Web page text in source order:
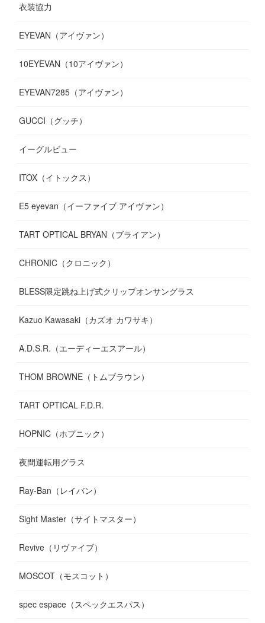
(8
(9
(19
(12)
(10)
(10
(17)
(11)
(10)
(7
(7
(10)
(11)
12)
( 7
(13)
(11)
(13)
7)
(12)
(
( 5
(8)
(12)
11)
(13)
(13)
(10 )
(10)
13)
(16)
(14)
(17)
衣装協力
EYEVAN（アイヴァン）
10EYEVAN（10アイヴァン）
EYEVAN7285（アイヴァン）
GUCCI（グッチ）
イーグルビュー
ITOX（イトックス）
E5 eyevan（イーファイブ アイヴァン）
TART OPTICAL BRYAN（ブライアン）
CHRONIC（クロニック）
BLESS限定跳ね上げ式クリップオンサングラス
Kazuo Kawasaki（カズオ カワサキ）
A.D.S.R.（エーディーエスアール）
THOM BROWNE（トムブラウン）
TART OPTICAL F.D.R.
HOPNIC（ホプニック）
夜間運転用グラス
Ray-Ban（レイバン）
Sight Master（サイトマスター）
Revive（リヴァイブ）
MOSCOT（モスコット）
spec espace（スペックエスパス）